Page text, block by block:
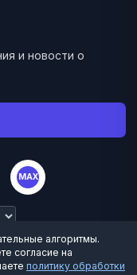
и новости о
MAX
защищены.
алгоритмы.
согласие на
политику обработки